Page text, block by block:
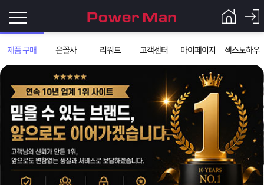
제품 구매 은꼴사 리워드 고객센터 마이페이지 섹스노하우
그
인
이
필
요
로
Q&A
파
입금확인이 안되는 상황을 대비해 꼭 입금후 고객센터 연락바랍니다.